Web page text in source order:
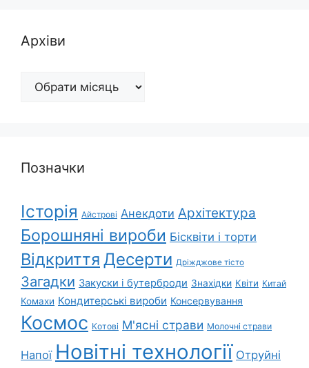
Архіви
Архіви
Позначки
Історія Айстрові Анекдоти Архітектура
Борошняні вироби Бісквіти і торти
Відкриття Десерти Дріжджове тісто
Загадки Закуски і бутерброди Знахідки Квіти Китай
Комахи Кондитерські вироби Консервування
Космос Котові М'ясні страви Молочні страви
Напої Новітні технології Отруйні